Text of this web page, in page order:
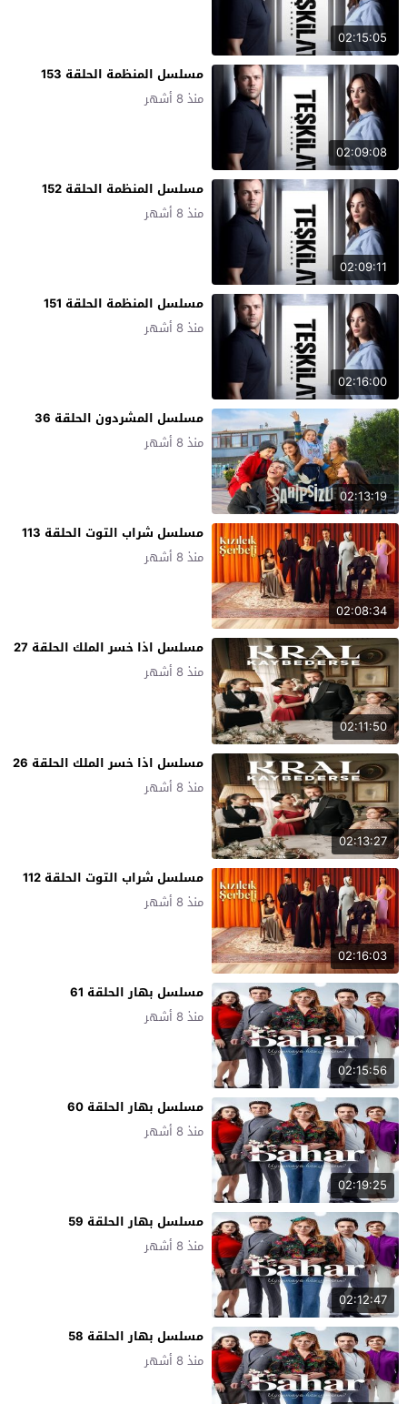
02:15:05
02:09:08
مسلسل المنظمة الحلقة 153
منذ 8 أشهر
02:09:11
مسلسل المنظمة الحلقة 152
منذ 8 أشهر
02:16:00
مسلسل المنظمة الحلقة 151
منذ 8 أشهر
02:13:19
مسلسل المشردون الحلقة 36
منذ 8 أشهر
02:08:34
مسلسل شراب التوت الحلقة 113
منذ 8 أشهر
02:11:50
مسلسل اذا خسر الملك الحلقة 27
منذ 8 أشهر
02:13:27
مسلسل اذا خسر الملك الحلقة 26
منذ 8 أشهر
02:16:03
مسلسل شراب التوت الحلقة 112
منذ 8 أشهر
02:15:56
مسلسل بهار الحلقة 61
منذ 8 أشهر
02:19:25
مسلسل بهار الحلقة 60
منذ 8 أشهر
02:12:47
مسلسل بهار الحلقة 59
منذ 8 أشهر
مسلسل بهار الحلقة 58
منذ 8 أشهر